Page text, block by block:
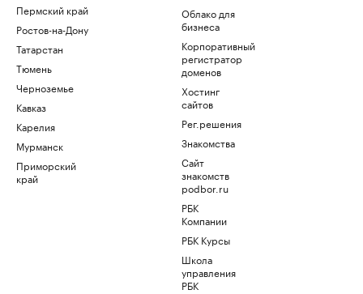
Пермский край
Ростов-на-Дону
Татарстан
Тюмень
Черноземье
Кавказ
Карелия
Мурманск
Приморский
край
Облако для
бизнеса
Корпоративный
регистратор
доменов
Хостинг
сайтов
Рег.решения
Знакомства
Сайт
знакомств
podbor.ru
РБК
Компании
РБК Курсы
Школа
управления
РБК